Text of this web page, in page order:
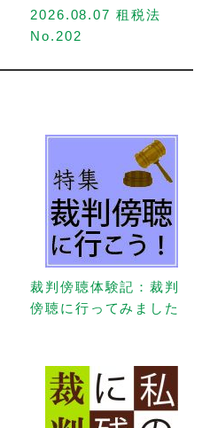
2026.08.07 租税法
No.202
裁判傍聴体験記：裁判
傍聴に行ってみました